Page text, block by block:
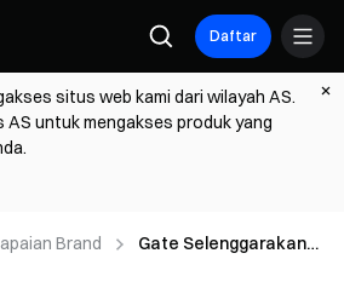
Daftar
situs web kami dari wilayah AS.
AS untuk mengakses produk yang
Brand
Gate Selenggarakan